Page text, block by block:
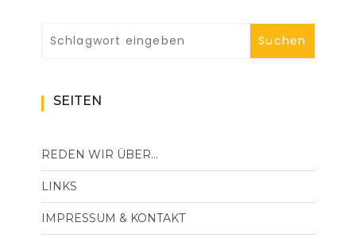
SEITEN
REDEN WIR ÜBER…
LINKS
IMPRESSUM & KONTAKT